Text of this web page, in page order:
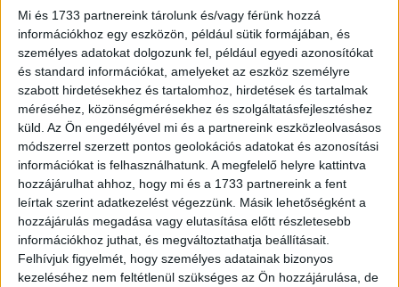
Mi és 1733 partnereink tárolunk és/vagy férünk hozzá
információkhoz egy eszközön, például sütik formájában, és
személyes adatokat dolgozunk fel, például egyedi azonosítókat
és standard információkat, amelyeket az eszköz személyre
szabott hirdetésekhez és tartalomhoz, hirdetések és tartalmak
méréséhez, közönségmérésekhez és szolgáltatásfejlesztéshez
küld. Az Ön engedélyével mi és a partnereink eszközleolvasásos
módszerrel szerzett pontos geolokációs adatokat és azonosítási
információkat is felhasználhatunk. A megfelelő helyre kattintva
hozzájárulhat ahhoz, hogy mi és a 1733 partnereink a fent
leírtak szerint adatkezelést végezzünk. Másik lehetőségként a
hozzájárulás megadása vagy elutasítása előtt részletesebb
információkhoz juthat, és megváltoztathatja beállításait.
Felhívjuk figyelmét, hogy személyes adatainak bizonyos
kezeléséhez nem feltétlenül szükséges az Ön hozzájárulása, de
Tovább hódít a Hunyadi, már Kanadába is
eljutott
Média 2025. augusztus 14.